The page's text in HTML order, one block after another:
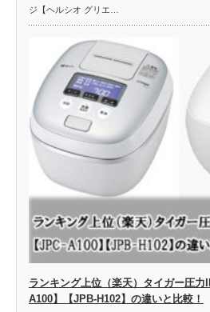
ジ【ヘルシオ グリエ…
ランキング上位（楽天）タイガー圧
A100】【JPB-H102】の違いと比較！